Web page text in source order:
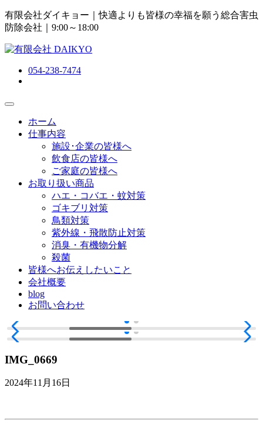
有限会社ダイキョー｜快適よりも皆様の幸福を願う総合害虫
防除会社 ｜9:00～18:00
054-238-7474
ホーム
仕事内容
施設･企業の皆様へ
飲食店の皆様へ
ご家庭の皆様へ
お取り扱い商品
ハエ・コバエ・蚊対策
ゴキブリ対策
鳥類対策
紫外線・飛散防止対策
消臭・有機物分解
殺菌
皆様へお伝えしたいこと
会社概要
blog
お問い合わせ
IMG_0669
2024年11月16日